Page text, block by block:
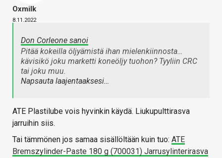
Oxmilk
8.11.2022
Don Corleone sanoi
Pitää kokeilla öljyämistä ihan mielenkiinnosta…
kävisikö joku marketti koneöljy tuohon? Tyyliin CRC
tai joku muu.
Napsauta laajentaaksesi…
ATE Plastilube vois hyvinkin käydä. Liukupulttirasva
jarruihin siis.
Tai tämmönen jos samaa sisällöltään kuin tuo: ATE
Bremszylinder-Paste 180 g (700031) Jarrusylinterirasva